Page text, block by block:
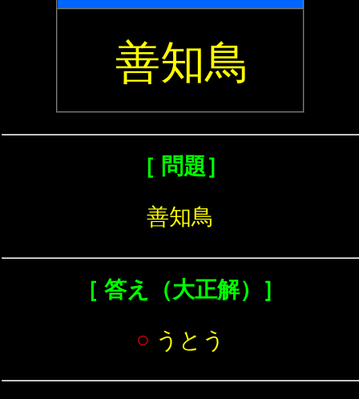
善知鳥
［ 問題］
善知鳥
［ 答え（大正解）］
○ うとう